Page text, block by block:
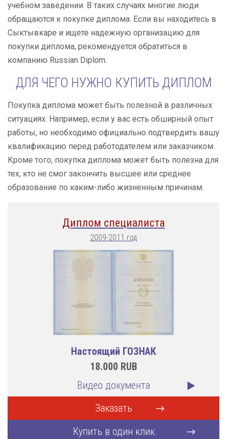
учебном заведении. В таких случаях многие люди
обращаются к покупке диплома. Если вы находитесь в
Сыктывкаре и ищете надежную организацию для
покупки диплома, рекомендуется обратиться в
компанию Russian Diplom.
ДЛЯ ЧЕГО НУЖНО КУПИТЬ ДИПЛОМ
Покупка диплома может быть полезной в различных
ситуациях. Например, если у вас есть обширный опыт
работы, но необходимо официально подтвердить вашу
квалификацию перед работодателем или заказчиком.
Кроме того, покупка диплома может быть полезна для
тех, кто не смог закончить высшее или среднее
образование по каким-либо жизненным причинам.
Диплом специалиста
2009-2011 год
Настоящий ГОЗНАК
18.000 RUB
Видео документа
Заказать
Купить в один клик